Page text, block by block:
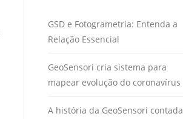
GSD e Fotogrametria: Entenda a
Relação Essencial
GeoSensori cria sistema para
mapear evolução do coronavírus
A história da GeoSensori contada